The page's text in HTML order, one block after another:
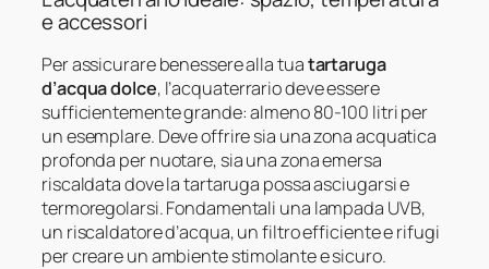
e accessori
Per assicurare benessere alla tuatartaruga
d’acqua dolce, l’acquaterrario deve essere
sufficientemente grande: almeno 80-100 litri per
un esemplare. Deve offrire sia una zona acquatica
profonda per nuotare, sia una zona emersa
riscaldata dove la tartaruga possa asciugarsi e
termoregolarsi. Fondamentali una lampada UVB,
un riscaldatore d’acqua, un filtro efficiente e rifugi
per creare un ambiente stimolante e sicuro.